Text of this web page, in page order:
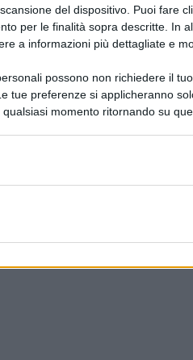
del dispositivo. Puoi fare
per le finalità sopra descritte. In
a informazioni più dettagliate e
possono non richiedere il
tue preferenze si applicheranno
momento ritornando su
dell’autorità
NAPOLI
RAPINA
pericolose in via
l’allarme